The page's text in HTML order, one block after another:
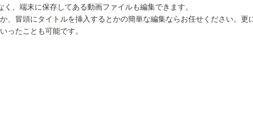
、端末に保存してある動画ファイルも編集できます。
、冒頭にタイトルを挿入するとかの簡単な編集ならお任せください。
ったことも可能です。